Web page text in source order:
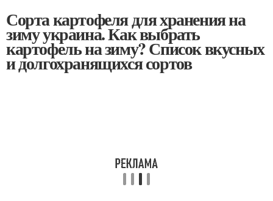
Сорта картофеля для хранения на
зиму украина. Как выбрать
картофель на зиму? Список вкусных
и долгохранящихся сортов